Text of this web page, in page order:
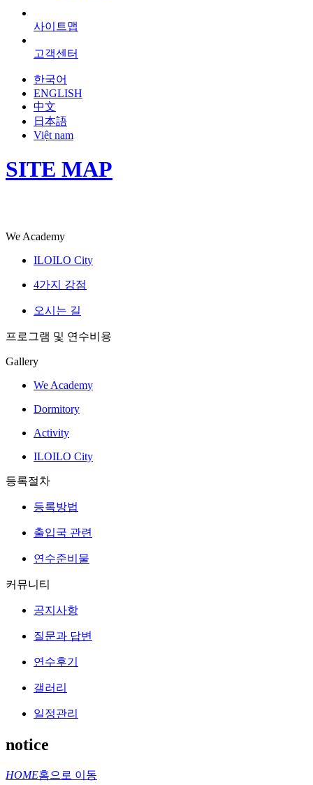
사이트맵
고객센터
한국어
ENGLISH
中文
日本語
Việt nam
SITE MAP
We Academy
ILOILO City
4가지 강점
오시는 길
프로그램 및 연수비용
Gallery
We Academy
Dormitory
Activity
ILOILO City
등록절차
등록방법
출입국 관련
연수준비물
커뮤니티
공지사항
질문과 답변
연수후기
갤러리
일정관리
notice
HOME홈으로 이동